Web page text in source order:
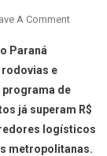
A CommentOn
Quase
Mil
De
Paraná
e
de
já superam R$
logísticos
metropolitanas.